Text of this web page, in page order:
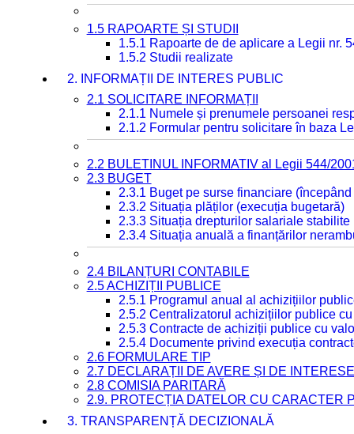
1.5 RAPOARTE ȘI STUDII
1.5.1 Rapoarte de de aplicare a Legii nr.
1.5.2 Studii realizate
2. INFORMAȚII DE INTERES PUBLIC
2.1 SOLICITARE INFORMAȚII
2.1.1 Numele și prenumele persoanei
2.1.2 Formular pentru solicitare în baza
2.2 BULETINUL INFORMATIV al Legii 544/
2.3 BUGET
2.3.1 Buget pe surse financiare
2.3.2 Situația plăților (execuția bugetară)
2.3.3 Situația drepturilor salariale
2.3.4 Situația anuală a finanțărilor
2.4 BILANȚURI CONTABILE
2.5 ACHIZIȚII PUBLICE
2.5.1 Programul anual al achizițiilor
2.5.2 Centralizatorul achizițiilor publice
2.5.3 Contracte de achiziții publice cu
2.5.4 Documente privind execuția
2.6 FORMULARE TIP
2.7 DECLARAȚII DE AVERE ȘI DE INTERESE
2.8 COMISIA PARITARĂ
2.9. PROTECȚIA DATELOR CU CARACTER
3. TRANSPARENȚĂ DECIZIONALĂ